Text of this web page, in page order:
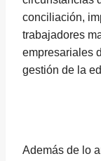
conciliación,
trabajadores
empresariales
gestión de la
Además de lo